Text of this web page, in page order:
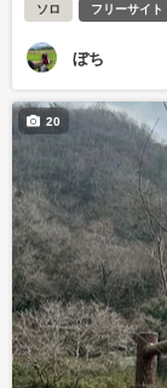
ソロ フリーサイト
ぼち
20